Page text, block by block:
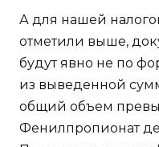
А для нашей
отметили выше,
будут явно не по
из выведенной
общий объем
Фенилпропионат